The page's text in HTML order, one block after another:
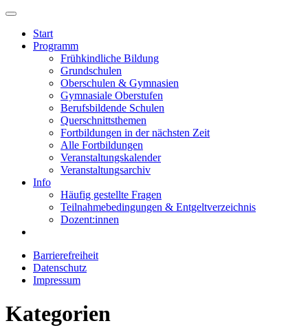
Start
Programm
Frühkindliche Bildung
Grundschulen
Oberschulen & Gymnasien
Gymnasiale Oberstufen
Berufsbildende Schulen
Querschnittsthemen
Fortbildungen in der nächsten Zeit
Alle Fortbildungen
Veranstaltungskalender
Veranstaltungsarchiv
Info
Häufig gestellte Fragen
Teilnahmebedingungen & Entgeltverzeichnis
Dozent:innen
Barrierefreiheit
Datenschutz
Impressum
Kategorien